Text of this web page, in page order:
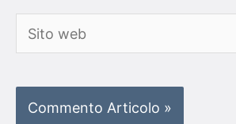
Sito
web